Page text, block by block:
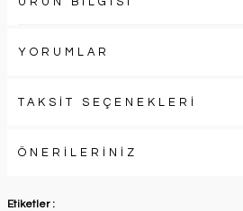
YORUMLAR
TAKSİT SEÇENEKLERİ
ÖNERİLERİNİZ
Etiketler :